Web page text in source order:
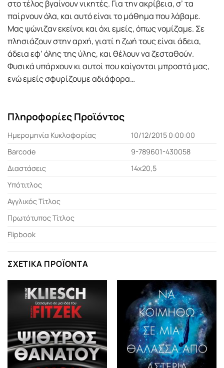
στο τέλος βγαίνουν νικητές. Για την ακρίβεια, σ’ τα
παίρνουν όλα, και αυτό είναι το µάθηµα που λάβαµε.
Μας ψώνιζαν εκείνοι και όχι εµείς, όπως νοµίζαµε. Σε
πλησιάζουν στην αρχή, γιατί η ζωή τους είναι άδεια,
άδεια εφ’ όλης της ύλης, και θέλουν να ζεσταθούν.
Φυσικά υπάρχουν κι αυτοί που καίγονται µπροστά µας,
ενώ εµείς σφυρίζουµε αδιάφορα…
Πληροφορίες Προϊόντος
Ημερομηνία Κυκλοφορίας
10/12/2015 0:00:00
Barcode
9-789601-430058
Διαστάσεις
14x20,5
Υπότιτλος
Αγγλικός Τίτλος
Πρωτότυπος Τίτλος
Flipbook
ΣΧΕΤΙΚΆ ΠΡΟΪΌΝΤΑ